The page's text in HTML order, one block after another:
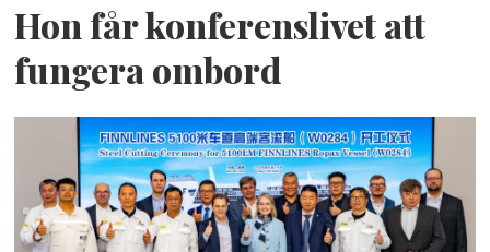
Hon får konferenslivet att
fungera ombord